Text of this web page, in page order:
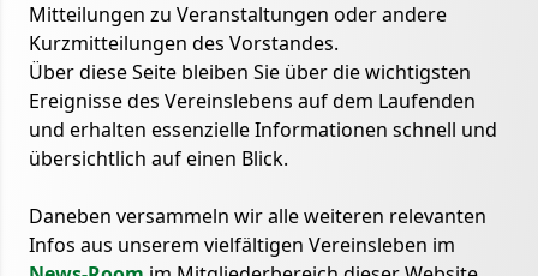
Mitteilungen zu Veranstaltungen oder andere
Kurzmitteilungen des Vorstandes.
Über diese Seite bleiben Sie über die wichtigsten
Ereignisse des Vereinslebens auf dem Laufenden
und erhalten essenzielle Informationen schnell und
übersichtlich auf einen Blick.
Daneben versammeln wir alle weiteren relevanten
Infos aus unserem vielfältigen Vereinsleben im